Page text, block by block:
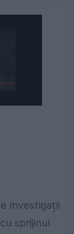
Investigații
sprijinul